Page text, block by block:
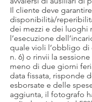
Il cliente deve
disponibilità/
dei mezzi e dei luoghi
l’esecuzione
quale violi l’obbligo di
n. 6) o rinvii la
meno di due giorni
data fissata, risponde
esborsate e delle
aggiunta, il fotografo